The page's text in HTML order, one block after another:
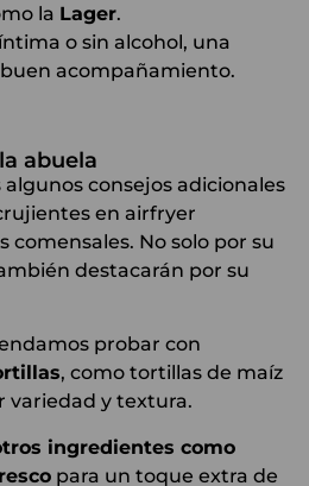
la Lager.
o sin alcohol, una
acompañamiento.
abuela
consejos adicionales
en airfryer
comensales. No solo por su
destacarán por su
probar con
, como tortillas de maíz
variedad y textura.
ingredientes como
para un toque extra de